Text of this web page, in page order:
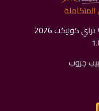
كوليكت 2026
جروب